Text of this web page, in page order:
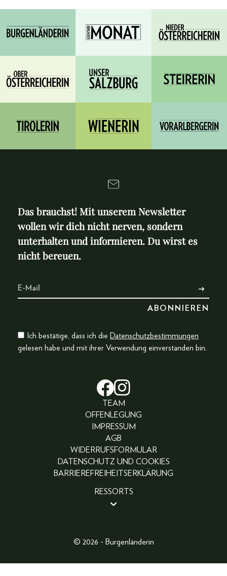
Das brauchst! Mit unserem Newsletter
wollen wir dich nicht nerven, sondern
unterhalten und informieren. Du wirst es
nicht bereuen.
Ich bestätige, dass ich die Datenschutzbestimmungen
gelesen habe und mit ihrer Verwendung einverstanden bin.
TEAM
OFFENLEGUNG
IMPRESSUM
AGB
WIDERRUFSFORMULAR
DATENSCHUTZ UND COOKIES
BARRIEREFREIHEITSERKLÄRUNG
RESSORTS
FASHION
© 2026 - Burgenländerin